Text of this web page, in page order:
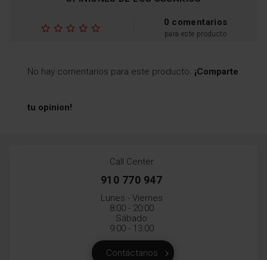
0 comentarios
para este producto
No hay comentarios para este producto. ¡Comparte
tu opinion!
Call Center
910 770 947
Lunes - Viernes
8:00 - 20:00
Sábado
9:00 - 13:00
Contáctanos